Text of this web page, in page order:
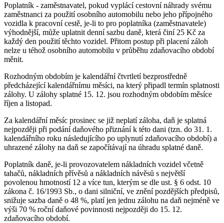
Poplatník - zaměstnavatel, pokud vyplácí cestovní náhrady svému
zaměstnanci za použití osobního automobilu nebo jeho přípojného
vozidla k pracovní cestě, je-li to pro poplatníka (zaměstnavatele)
výhodnější, může uplatnit denní sazbu daně, která činí 25 Kč za
každý den použití těchto vozidel. Přitom postup při placení záloh
nelze u téhož osobního automobilu v průběhu zdaňovacího období
měnit.
Rozhodným obdobím je kalendářní čtvrtletí bezprostředně
předcházející kalendářnímu měsíci, na který připadl termín splatnosti
zálohy. U zálohy splatné 15. 12. jsou rozhodným obdobím měsíce
říjen a listopad.
Za kalendářní měsíc prosinec se již neplatí záloha, daň je splatná
nejpozději při podání daňového přiznání k této dani (tzn. do 31. 1.
kalendářního roku následujícího po uplynutí zdaňovacího období) a
uhrazené zálohy na daň se započítávají na úhradu splatné daně.
Poplatník daně, je-li provozovatelem nákladních vozidel včetně
tahačů, nákladních přívěsů a nákladních návěsů s největší
povolenou hmotností 12 a více tun, kterým se dle ust. § 6 odst. 10
zákona č. 16/1993 Sb., o dani silniční, ve znění pozdějších předpisů,
snižuje sazba daně o 48 %, platí jen jednu zálohu na daň nejméně ve
výši 70 % roční daňové povinnosti nejpozději do 15. 12.
zdaňovacího období.